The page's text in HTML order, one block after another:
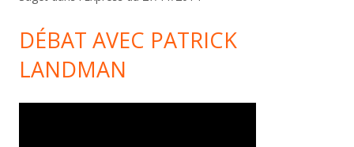
DÉBAT AVEC PATRICK
LANDMAN